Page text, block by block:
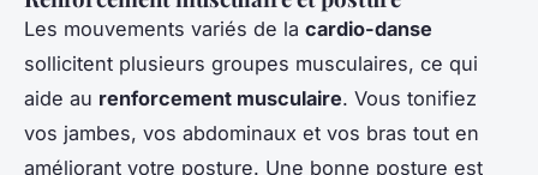
Les mouvements variés de la cardio-danse
sollicitent plusieurs groupes musculaires, ce qui
aide au renforcement musculaire. Vous tonifiez
vos jambes, vos abdominaux et vos bras tout en
améliorant votre posture. Une bonne posture est